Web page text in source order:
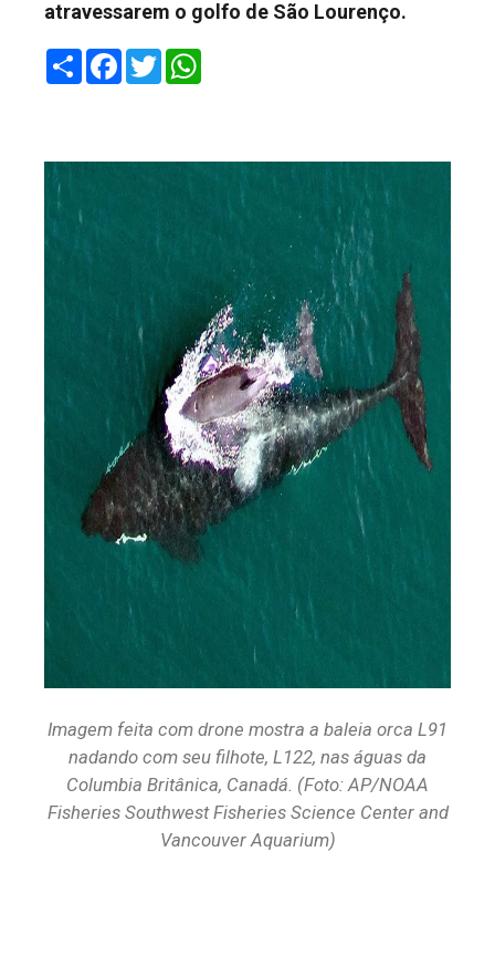
atravessarem o golfo de São Lourenço.
ShareFacebook
Twitter
Imagem feita com drone mostra a baleia orca L91
nadando com seu filhote, L122, nas águas da
Columbia Britânica, Canadá. (Foto: AP/NOAA
Fisheries Southwest Fisheries Science Center and
Vancouver Aquarium)